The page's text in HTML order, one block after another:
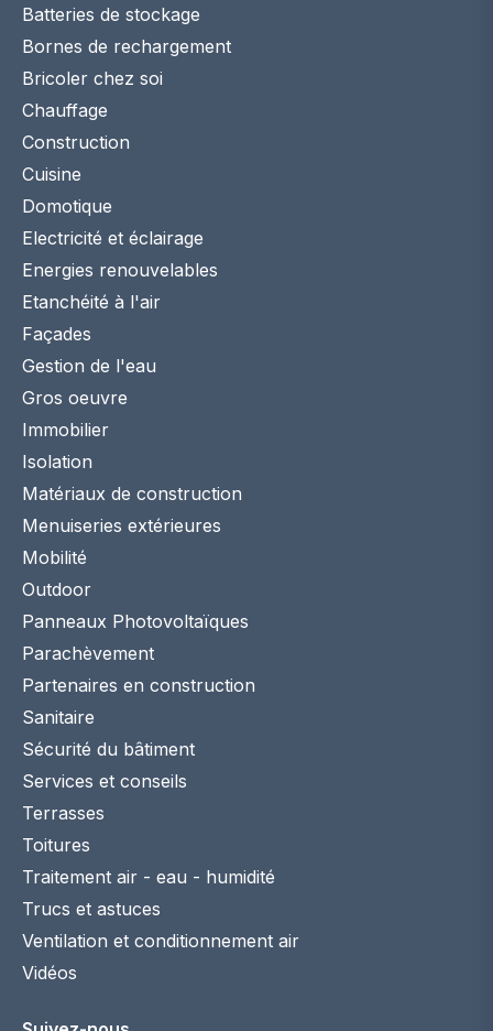
Batteries de stockage
Bornes de rechargement
Bricoler chez soi
Chauffage
Construction
Cuisine
Domotique
Electricité et éclairage
Energies renouvelables
Etanchéité à l'air
Façades
Gestion de l'eau
Gros oeuvre
Immobilier
Isolation
Matériaux de construction
Menuiseries extérieures
Mobilité
Outdoor
Panneaux Photovoltaïques
Parachèvement
Partenaires en construction
Sanitaire
Sécurité du bâtiment
Services et conseils
Terrasses
Toitures
Traitement air - eau - humidité
Trucs et astuces
Ventilation et conditionnement air
Vidéos